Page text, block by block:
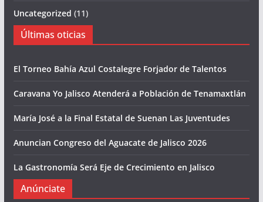
Uncategorized (11)
Últimas oticias
El Torneo Bahía Azul Costalegre Forjador de Talentos
Caravana Yo Jalisco Atenderá a Población de Tenamaxtlán
María José a la Final Estatal de Suenan Las Juventudes
Anuncian Congreso del Aguacate de Jalisco 2026
La Gastronomía Será Eje de Crecimiento en Jalisco
Anúnciate